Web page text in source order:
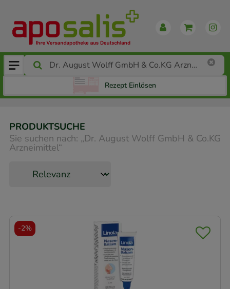
Rezept Einlösen
PRODUKTSUCHE
Sie suchen nach: „Dr. August Wolff GmbH & Co.KG
Arzneimittel“
-2%